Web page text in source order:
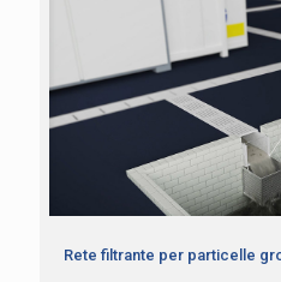
Rete filtrante per particelle